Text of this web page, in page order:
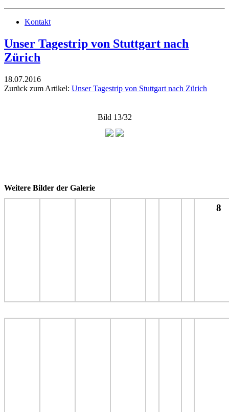
Kontakt
Unser Tagestrip von Stuttgart nach
Zürich
18.07.2016
Zurück zum Artikel: Unser Tagestrip von Stuttgart nach Zürich
Bild 13/32
Weitere Bilder der Galerie
8